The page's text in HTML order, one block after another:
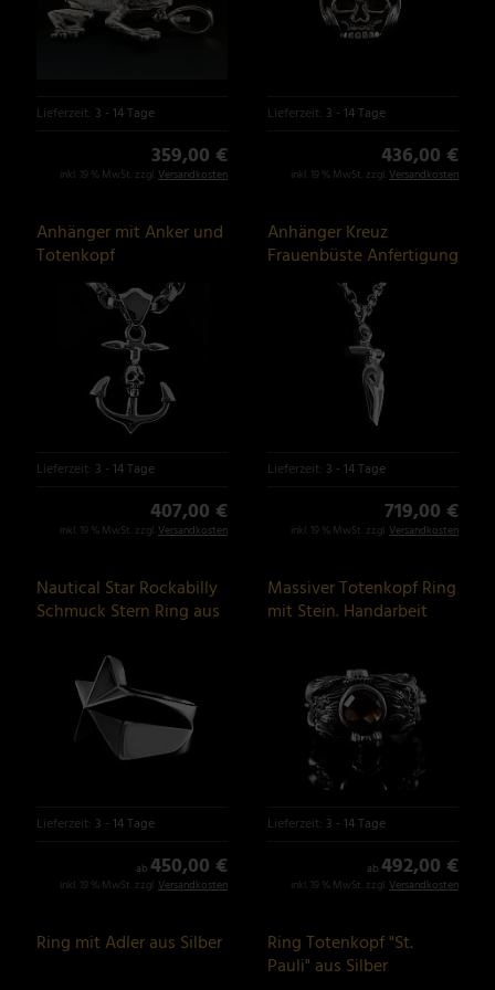
Lieferzeit: 3 - 14 Tage
359,00 €
inkl. 19 % MwSt. zzgl. Versandkosten
Lieferzeit: 3 - 14 Tage
436,00 €
inkl. 19 % MwSt. zzgl. Versandkosten
Anhänger mit Anker und
Totenkopf
Lieferzeit: 3 - 14 Tage
407,00 €
inkl. 19 % MwSt. zzgl. Versandkosten
Anhänger Kreuz
Frauenbüste Anfertigung
Lieferzeit: 3 - 14 Tage
719,00 €
inkl. 19 % MwSt. zzgl. Versandkosten
Nautical Star Rockabilly
Schmuck Stern Ring aus
Lieferzeit: 3 - 14 Tage
ab 450,00 €
inkl. 19 % MwSt. zzgl. Versandkosten
Massiver Totenkopf Ring
mit Stein. Handarbeit
Lieferzeit: 3 - 14 Tage
ab 492,00 €
inkl. 19 % MwSt. zzgl. Versandkosten
Ring mit Adler aus Silber
Ring Totenkopf "St.
Pauli" aus Silber